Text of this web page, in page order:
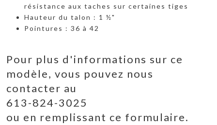
résistance aux taches sur certaines tiges
Hauteur du talon : 1 ½"
Pointures : 36 à 42
Pour plus d'informations sur ce
modèle, vous pouvez nous
contacter au
613-824-3025
ou en remplissant ce formulaire.